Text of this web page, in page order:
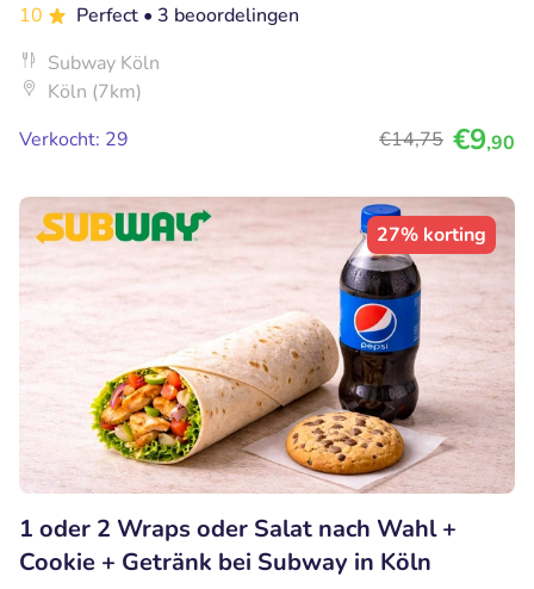
10
Perfect • 3 beoordelingen
Subway Köln
Köln (7km)
Verkocht: 29
€14,75 €9,90
27% korting
1 oder 2 Wraps oder Salat nach Wahl +
Cookie + Getränk bei Subway in Köln